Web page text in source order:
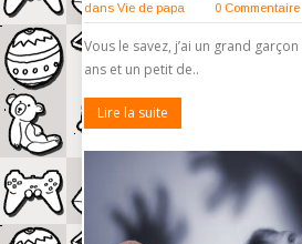
dans Vie de papa 0 Commentaire
Vous le savez, j’ai un grand
ans et un petit de..
Lire la suite